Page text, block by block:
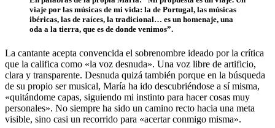
viaje por las músicas de mi vida: la de Portugal, las músicas
ibéricas, las de raíces, la tradicional… es un homenaje, una
oda a la tierra, que es de donde venimos”.
La cantante acepta convencida el sobrenombre ideado por la crítica
que la califica como «la voz desnuda». Una voz libre de artificio,
clara y transparente. Desnuda quizá también porque en la búsqueda
de su propio ser musical, María ha ido descubriéndose a sí misma,
«quitándome capas, siguiendo mi instinto para hacer cosas muy
personales». No siempre ha sido un camino recto hacia una meta
visible, sino casi un recorrido para «acertar conmigo misma».